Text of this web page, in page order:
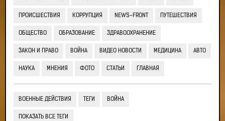
ПРОИСШЕСТВИЯ КОРРУПЦИЯ NEWS-FRONT ПУТЕШЕСТВИЯ
ОБЩЕСТВО ОБРАЗОВАНИЕ ЗДРАВООХРАНЕНИЕ
ЗАКОН И ПРАВО ВОЙНА ВИДЕО НОВОСТИ МЕДИЦИНА АВТО
НАУКА МНЕНИЯ ФОТО СТАТЬИ ГЛАВНАЯ
ВОЕННЫЕ ДЕЙСТВИЯ ТЕГИ ВОЙНА
ПОКАЗАТЬ ВСЕ ТЕГИ